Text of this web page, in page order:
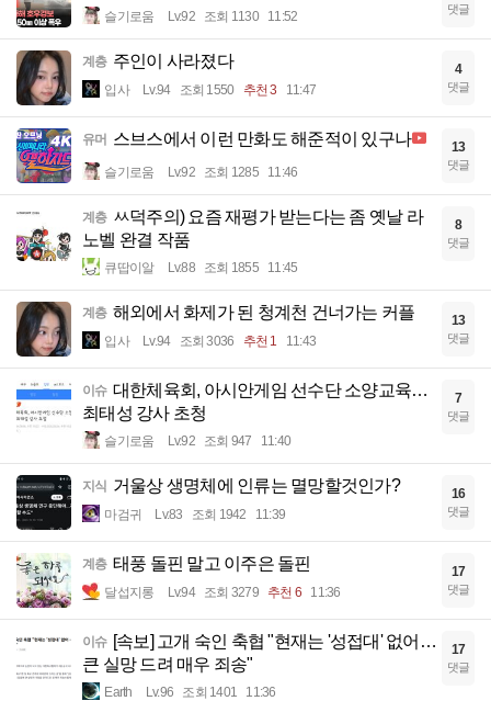
슬기로움 Lv.92 조회 1130 11:52 댓글
계층 주인이 사라졌다
입사 Lv.94 조회 1550 추천 3 11:47
4
댓글
유머 스브스에서 이런 만화도 해준적이 있구나
슬기로움 Lv.92 조회 1285 11:46
13
댓글
계층 ㅆ덕주의) 요즘 재평가 받는다는 좀 옛날 라
노벨 완결 작품
큐땁이알 Lv.88 조회 1855 11:45
8
댓글
계층 해외에서 화제가 된 청계천 건너가는 커플
입사 Lv.94 조회 3036 추천 1 11:43
13
댓글
이슈 대한체육회, 아시안게임 선수단 소양교육…
최태성 강사 초청
슬기로움 Lv.92 조회 947 11:40
7
댓글
지식 거울상 생명체에 인류는 멸망할것인가?
마검귀 Lv.83 조회 1942 11:39
16
댓글
계층 태풍 돌핀 말고 이주은 돌핀
달섭지롱 Lv.94 조회 3279 추천 6 11:36
17
댓글
이슈 [속보] 고개 숙인 축협 "현재는 '성접대' 없어…
큰 실망 드려 매우 죄송"
Earth Lv.96 조회 1401 11:36
17
댓글